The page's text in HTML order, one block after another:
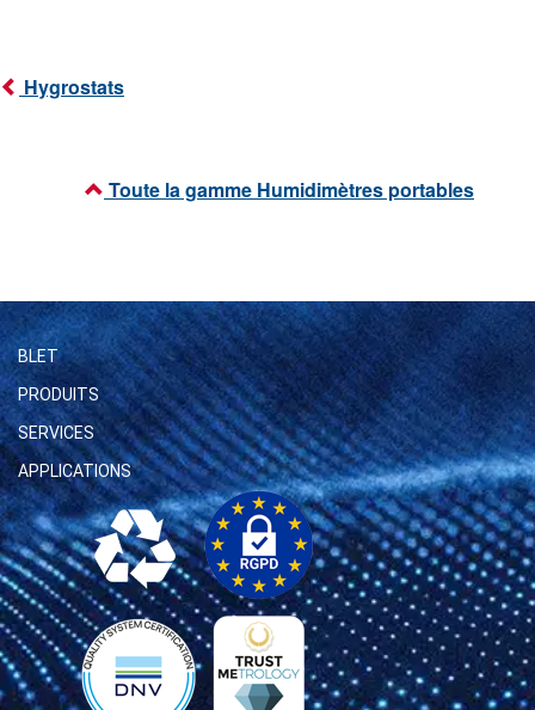
Hygrostats
Toute la gamme Humidimètres portables
BLET
PRODUITS
SERVICES
APPLICATIONS